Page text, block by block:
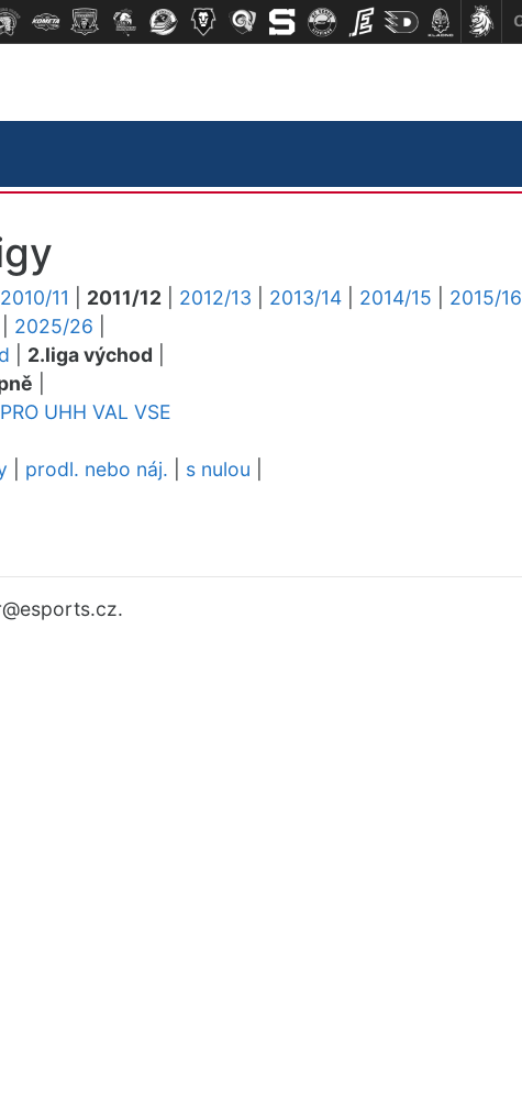
2010/11 2011/12 2012/13 2013/14 2014/15 2015/16
2025/26
2.liga východ
PRO UHH VAL VSE
prodl. nebo náj. s nulou
@esports.cz.